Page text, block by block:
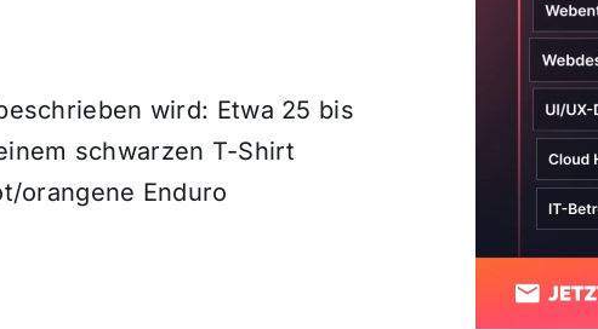
wird: Etwa 25 bis
schwarzen T-Shirt
orangene Enduro